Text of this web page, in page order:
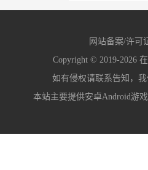
网站备案/许可
Copyright © 2019-2026
如有侵权请联系告知，
本站主要提供安卓Android游